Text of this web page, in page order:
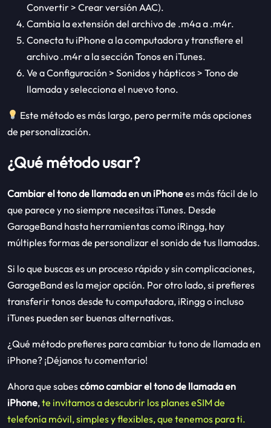
Convertir > Crear versión AAC).
Cambia la extensión del archivo de .m4a a .m4r.
Conecta tu iPhone a la computadora y transfiere el
archivo .m4r a la sección Tonos en iTunes.
Ve a Configuración > Sonidos y hápticos > Tono de
llamada y selecciona el nuevo tono.
Este método es más largo, pero permite más opciones
de personalización.
¿Qué método usar?
Cambiar el tono de llamada en un iPhonees más fácil de lo
que parece y no siempre necesitas iTunes. Desde
GarageBand hasta herramientas como iRingg, hay
múltiples formas de personalizar el sonido de tus llamadas.
Si lo que buscas es un proceso rápido y sin complicaciones,
GarageBand es la mejor opción. Por otro lado, si prefieres
transferir tonos desde tu computadora, iRingg o incluso
iTunes pueden ser buenas alternativas.
¿Qué método prefieres para cambiar tu tono de llamada en
iPhone? ¡Déjanos tu comentario!
Ahora que sabescómo cambiar el tono de llamada en
iPhone,te invitamos a descubrir los planes eSIM de
telefonía móvil, simples y flexibles, que tenemos para ti.